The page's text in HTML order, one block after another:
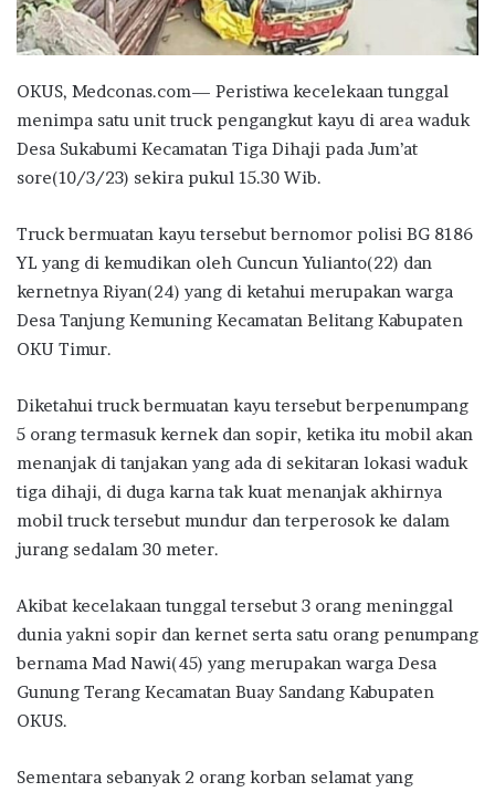
OKUS, Medconas.com— Peristiwa kecelekaan tunggal
menimpa satu unit truck pengangkut kayu di area waduk
Desa Sukabumi Kecamatan Tiga Dihaji pada Jum’at
sore(10/3/23) sekira pukul 15.30 Wib.
Truck bermuatan kayu tersebut bernomor polisi BG 8186
YL yang di kemudikan oleh Cuncun Yulianto(22) dan
kernetnya Riyan(24) yang di ketahui merupakan warga
Desa Tanjung Kemuning Kecamatan Belitang Kabupaten
OKU Timur.
Diketahui truck bermuatan kayu tersebut berpenumpang
5 orang termasuk kernek dan sopir, ketika itu mobil akan
menanjak di tanjakan yang ada di sekitaran lokasi waduk
tiga dihaji, di duga karna tak kuat menanjak akhirnya
mobil truck tersebut mundur dan terperosok ke dalam
jurang sedalam 30 meter.
Akibat kecelakaan tunggal tersebut 3 orang meninggal
dunia yakni sopir dan kernet serta satu orang penumpang
bernama Mad Nawi(45) yang merupakan warga Desa
Gunung Terang Kecamatan Buay Sandang Kabupaten
OKUS.
Sementara sebanyak 2 orang korban selamat yang